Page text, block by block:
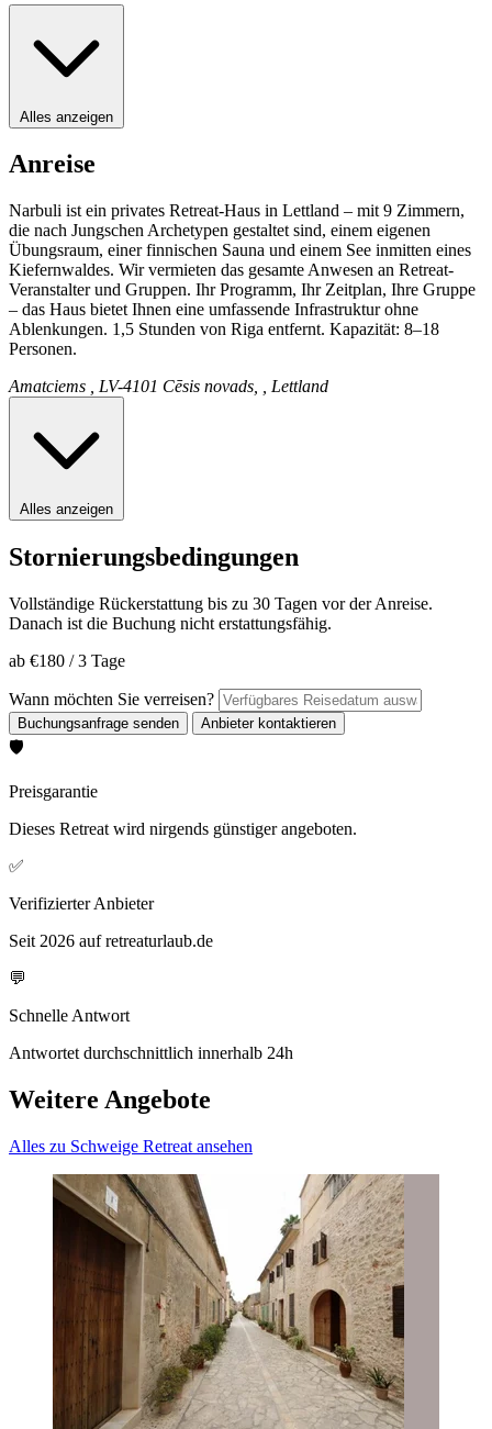
Alles anzeigen
Anreise
Narbuli ist ein privates Retreat-Haus in Lettland – mit 9 Zimmern,
die nach Jungschen Archetypen gestaltet sind, einem eigenen
Übungsraum, einer finnischen Sauna und einem See inmitten eines
Kiefernwaldes. Wir vermieten das gesamte Anwesen an Retreat-
Veranstalter und Gruppen. Ihr Programm, Ihr Zeitplan, Ihre Gruppe
– das Haus bietet Ihnen eine umfassende Infrastruktur ohne
Ablenkungen. 1,5 Stunden von Riga entfernt. Kapazität: 8–18
Personen.
Amatciems , LV-4101 Cēsis novads, , Lettland
Alles anzeigen
Stornierungsbedingungen
Vollständige Rückerstattung bis zu 30 Tagen vor der Anreise.
Danach ist die Buchung nicht erstattungsfähig.
ab €180 /3 Tage
Wann möchten Sie verreisen?
🛡️
Preisgarantie
Dieses Retreat wird nirgends günstiger angeboten.
✅
Verifizierter Anbieter
Seit 2026 auf retreaturlaub.de
💬
Schnelle Antwort
Antwortet durchschnittlich innerhalb 24h
Weitere Angebote
Alles zu Schweige Retreat ansehen